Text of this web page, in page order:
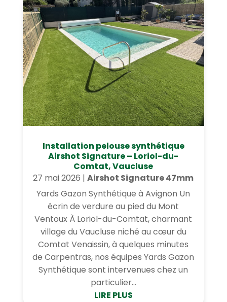
Installation pelouse synthétique
Airshot Signature – Loriol-du-
Comtat, Vaucluse
27 mai 2026 |Airshot Signature 47mm
Yards Gazon Synthétique à Avignon Un
écrin de verdure au pied du Mont
Ventoux À Loriol-du-Comtat, charmant
village du Vaucluse niché au cœur du
Comtat Venaissin, à quelques minutes
de Carpentras, nos équipes Yards Gazon
Synthétique sont intervenues chez un
particulier...
LIRE PLUS